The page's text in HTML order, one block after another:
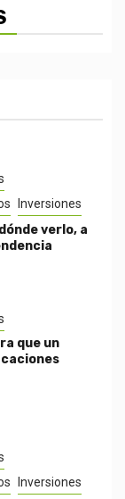
Inversiones
verlo, a
que un
Inversiones